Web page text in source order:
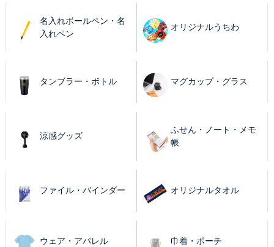
名入れボールペン・名
入れペン
オリジナルうちわ
タンブラー・ボトル マグカップ・グラス
涼感グッズ
ふせん・ノート・メモ
帳
ファイル・バインダー オリジナルタオル
ウェア・アパレル 巾着・ポーチ